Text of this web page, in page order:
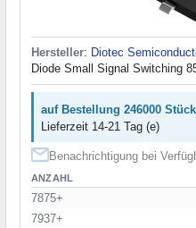
Hersteller: Diotec
Diode Small Signal Switching
auf Bestellung 246000
Lieferzeit 14-21 Tag (e)
Benachrichtigung bei
ANZAHL
7875+
7937+